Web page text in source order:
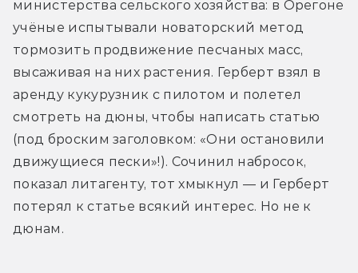
министерства сельского хозяйства: в Орегоне
учёные испытывали новаторский метод
тормозить продвижение песчаных масс,
высаживая на них растения. Герберт взял в
аренду кукурузник с пилотом и полетел
смотреть на дюны, чтобы написать статью
(под броским заголовком: «Они остановили
движущиеся пески»!). Сочинил набросок,
показал литагенту, тот хмыкнул — и Герберт
потерял к статье всякий интерес. Но не к
дюнам.